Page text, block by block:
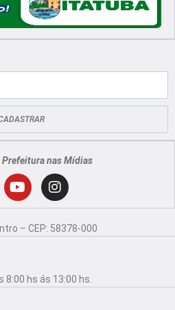
Prefeitura nas Mídias
Y
u
b
e
I
n
s
g
r
– CEP: 58378-000
hs ás 13:00 hs.